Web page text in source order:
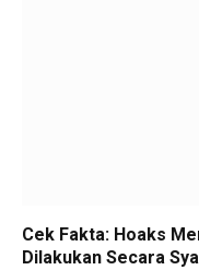
Cek Fakta: Hoaks
Dilakukan Secara